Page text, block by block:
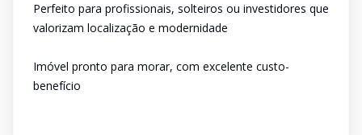
Perfeito para profissionais, solteiros ou investidores que
valorizam localização e modernidade
Imóvel pronto para morar, com excelente custo-
benefício